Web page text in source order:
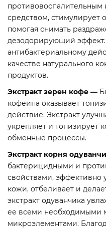
средством,
помогая снимать
дезодорирующий
антибактериальному
качестве натурального
продуктов.
Экстракт зерен кофе —
кофеина оказывает
действие. Экстракт
укрепляет и тонизирует
обменные процессы.
Экстракт корня
бактерицидными и
свойствами, эффективно
кожи, отбеливает и
экстракт одуванчика
ее всеми необходимыми
микроэлементами.